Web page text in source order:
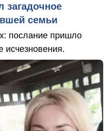
загадочное
семьи
послание пришло
исчезновения.